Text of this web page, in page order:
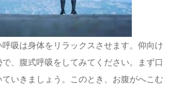
吸は身体をリラックスさせます。仰向け
、腹式呼吸をしてみてください。まず口
いきましょう。このとき、お腹がへこむ